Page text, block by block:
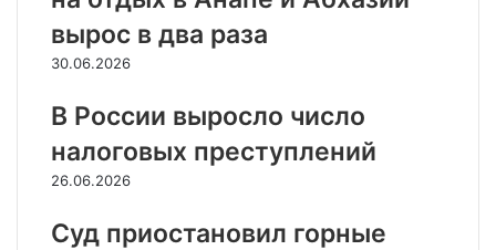
вырос в два раза
30.06.2026
В России выросло число
налоговых преступлений
26.06.2026
Суд приостановил горные